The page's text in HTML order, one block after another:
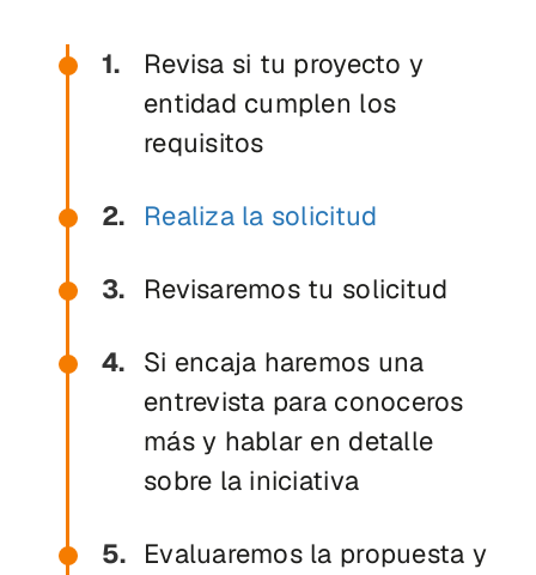
Revisa si tu proyecto y
entidad cumplen los
requisitos
Realiza la solicitud
Revisaremos tu solicitud
Si encaja haremos una
entrevista para conoceros
más y hablar en detalle
sobre la iniciativa
Evaluaremos la propuesta y